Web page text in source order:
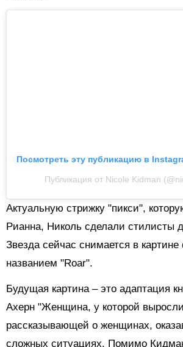
Посмотреть эту публикацию в
Публикация от Nicole Kidman
Актуальную стрижку "пикси",
Рианна, Николь сделали стилисты
Звезда сейчас снимается в
названием "Roar".
Будущая картина – это адаптация
Ахерн "Женщина, у которой
рассказывающей о женщинах,
сложных ситуациях. Помимо